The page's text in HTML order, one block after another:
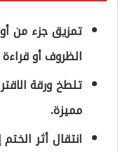
تمزيق جزء من
الظروف أو
تلطخ ورقة
مميزة.
انتقال أثر